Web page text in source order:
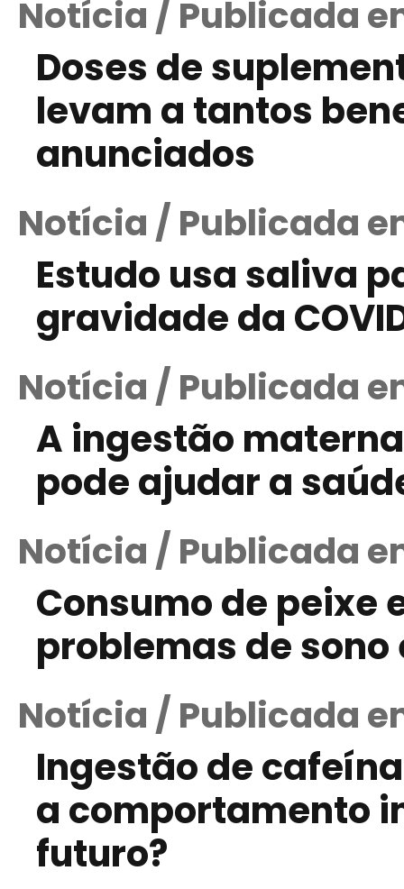
Notícia / Publicada
Doses de
levam a tantos
anunciados
Notícia / Publicada
Estudo usa saliva
gravidade da
Notícia / Publicada
A ingestão
pode ajudar a
Notícia / Publicada
Consumo de peixe
problemas de
Notícia / Publicada
Ingestão de
a comportamento
futuro?